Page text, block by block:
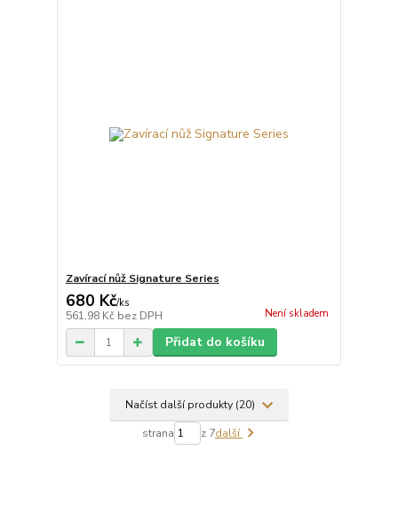
Zavírací nůž Signature Series
680 Kč/ks
561,98 Kč bez DPH Není skladem
Přidat do košíku
Načíst další produkty (20)
strana z 7další